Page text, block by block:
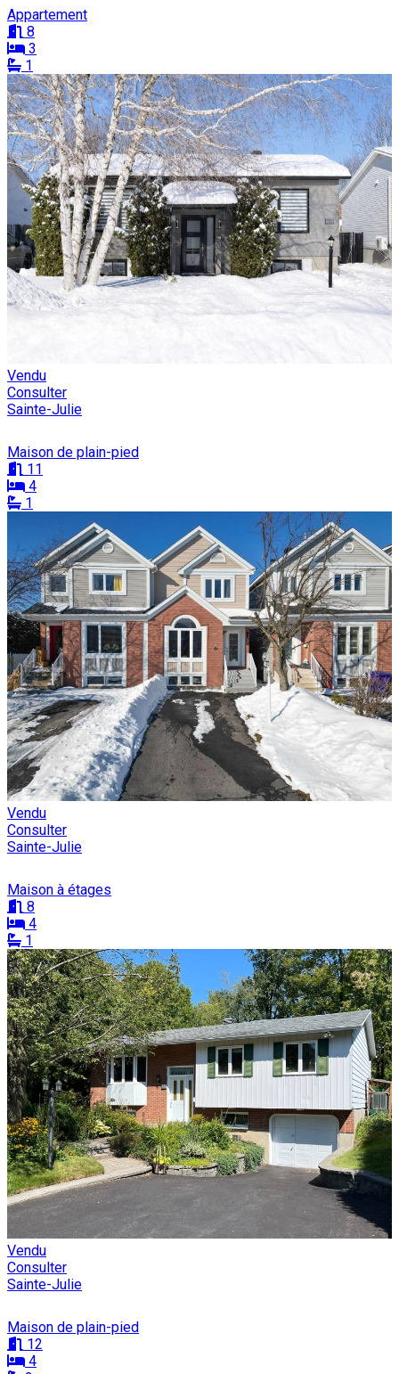
Appartement
8
3
1
Vendu
Consulter
Sainte-Julie
Maison de plain-pied
11
4
1
Vendu
Consulter
Sainte-Julie
Maison à étages
8
4
1
Vendu
Consulter
Sainte-Julie
Maison de plain-pied
12
4